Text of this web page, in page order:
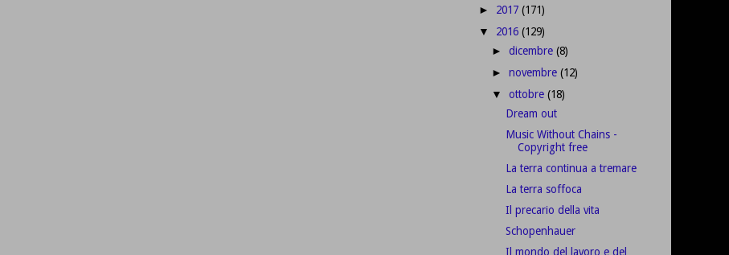
► 2017 (171)
▼ 2016 (129)
►dicembre(8)
►novembre(12)
▼ottobre(18)
Dream out
Music Without Chains -
Copyright free
La terra continua a tremare
La terra soffoca
Il precario della vita
Schopenhauer
Il mondo del lavoro e del